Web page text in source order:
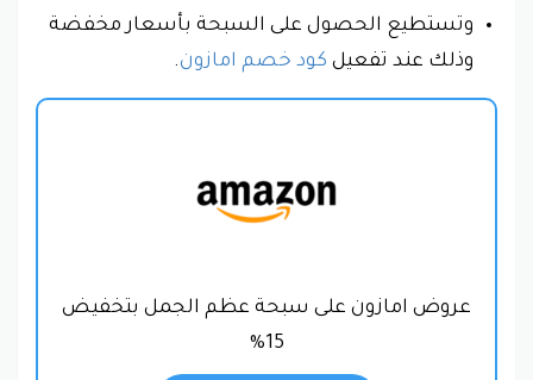
وتستطيع الحصول على السبحة بأسعار مخفضة
وذلك عند تفعيل كود خصم امازون.
عروض امازون على سبحة عظم الجمل بتخفيض
15%